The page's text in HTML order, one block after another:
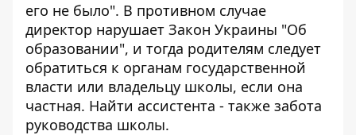
его не было". В противном случае
директор нарушает Закон Украины "Об
образовании", и тогда родителям следует
обратиться к органам государственной
власти или владельцу школы, если она
частная. Найти ассистента - также забота
руководства школы.